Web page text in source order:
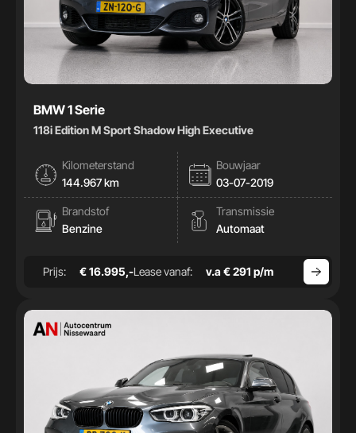
BMW 1 Serie
118i Edition M Sport Shadow High Executive
Kilometerstand
144.967 km
Bouwjaar
03-07-2019
Brandstof
Benzine
Transmissie
Automaat
Prijs: € 16.995,-Lease vanaf: v.a € 291 p/m